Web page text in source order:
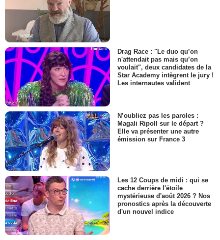
Drag Race : "Le duo qu’on
n'attendait pas mais qu’on
voulait", deux candidates de la
Star Academy intègrent le jury !
Les internautes valident
N’oubliez pas les paroles :
Magali Ripoll sur le départ ?
Elle va présenter une autre
émission sur France 3
Les 12 Coups de midi : qui se
cache derrière l'étoile
mystérieuse d'août 2026 ? Nos
pronostics après la découverte
d'un nouvel indice